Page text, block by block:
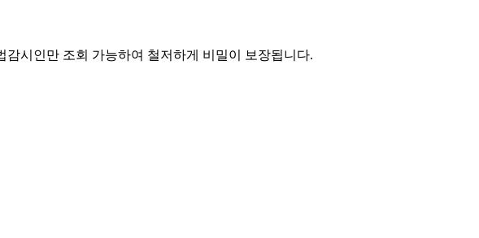
시인만 조회 가능하여 철저하게 비밀이 보장됩니다.